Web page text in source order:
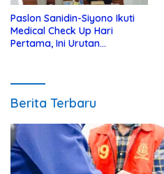
Paslon Sanidin-Siyono Ikuti
Medical Check Up Hari
Pertama, Ini Urutan
Berita Terbaru